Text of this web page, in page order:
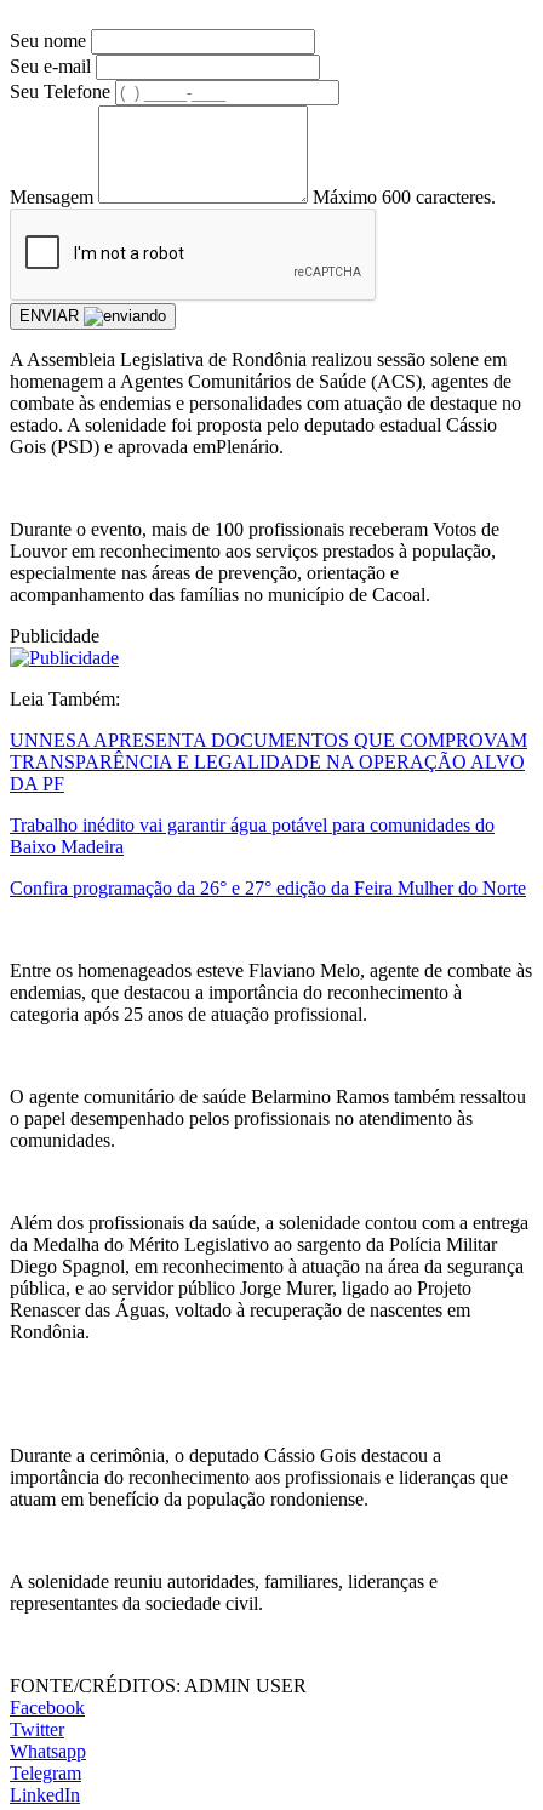
Seu nome
Seu e-mail
Seu Telefone
Mensagem Máximo 600 caracteres.
ENVIAR
A Assembleia Legislativa de Rondônia realizou sessão solene em
homenagem a Agentes Comunitários de Saúde (ACS), agentes de
combate às endemias e personalidades com atuação de destaque no
estado. A solenidade foi proposta pelo deputado estadual Cássio
Gois (PSD) e aprovada emPlenário.
Durante o evento, mais de 100 profissionais receberam Votos de
Louvor em reconhecimento aos serviços prestados à população,
especialmente nas áreas de prevenção, orientação e
acompanhamento das famílias no município de Cacoal.
Publicidade
Leia Também:
UNNESA APRESENTA DOCUMENTOS QUE COMPROVAM
TRANSPARÊNCIA E LEGALIDADE NA OPERAÇÃO ALVO
DA PF
Trabalho inédito vai garantir água potável para comunidades do
Baixo Madeira
Confira programação da 26° e 27° edição da Feira Mulher do Norte
Entre os homenageados esteve Flaviano Melo, agente de combate às
endemias, que destacou a importância do reconhecimento à
categoria após 25 anos de atuação profissional.
O agente comunitário de saúde Belarmino Ramos também ressaltou
o papel desempenhado pelos profissionais no atendimento às
comunidades.
Além dos profissionais da saúde, a solenidade contou com a entrega
da Medalha do Mérito Legislativo ao sargento da Polícia Militar
Diego Spagnol, em reconhecimento à atuação na área da segurança
pública, e ao servidor público Jorge Murer, ligado ao Projeto
Renascer das Águas, voltado à recuperação de nascentes em
Rondônia.
Durante a cerimônia, o deputado Cássio Gois destacou a
importância do reconhecimento aos profissionais e lideranças que
atuam em benefício da população rondoniense.
A solenidade reuniu autoridades, familiares, lideranças e
representantes da sociedade civil.
FONTE/CRÉDITOS: ADMIN USER
Facebook
Twitter
Whatsapp
Telegram
LinkedIn